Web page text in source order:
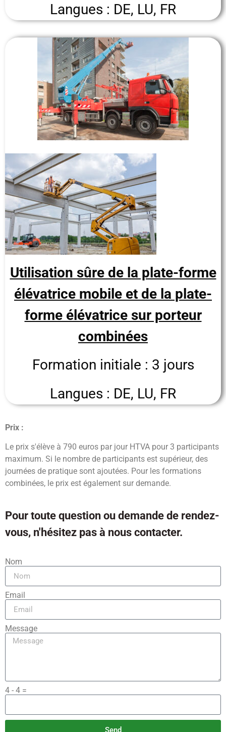
Langues : DE, LU, FR
Utilisation sûre de la plate-forme
élévatrice mobile et de la plate-
forme élévatrice sur porteur
combinées
Formation initiale : 3 jours
Langues : DE, LU, FR
Prix :
Le prix s'élève à 790 euros par jour HTVA pour 3 participants
maximum. Si le nombre de participants est supérieur, des
journées de pratique sont ajoutées. Pour les formations
combinées, le prix est également sur demande.
Pour toute question ou demande de rendez-
vous, n'hésitez pas à nous contacter.
Nom
Email
Message
4 - 4 =
Send